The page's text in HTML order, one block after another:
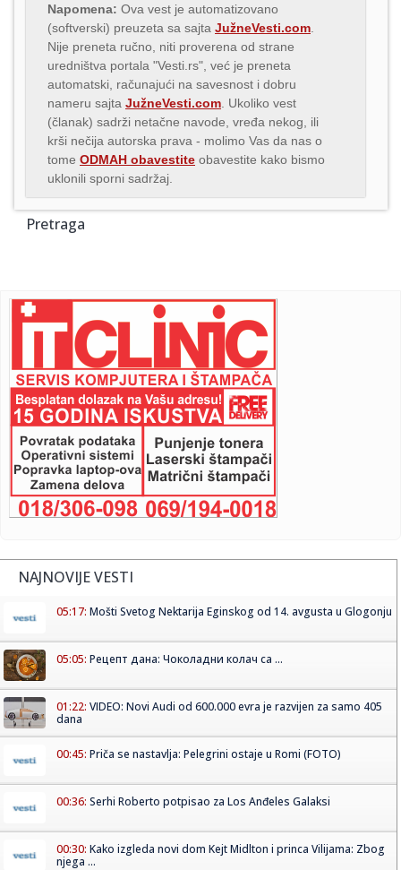
Napomena: Ova vest je automatizovano
(softverski) preuzeta sa sajta JužneVesti.com
Nije preneta ručno, niti proverena od strane
uredništva portala "Vesti.rs", već je preneta
automatski, računajući na savesnost i dobru
nameru sajta JužneVesti.com . Ukoliko vest
(članak) sadrži netačne navode, vređa nekog, ili
krši nečija autorska prava - molimo Vas da nas o
tome ODMAH obavestite obavestite kako bismo
uklonili sporni sadržaj.
Pretraga
NAJNOVIJE VESTI
05:17: Mošti Svetog Nektarija Eginskog od 14. avgusta u Glogonju
05:05: Рецепт дана: Чоколадни колач са ...
01:22: VIDEO: Novi Audi od 600.000 evra je razvijen za samo 405
dana
00:45: Priča se nastavlja: Pelegrini ostaje u Romi (FOTO)
00:36: Serhi Roberto potpisao za Los Anđeles Galaksi
00:30: Kako izgleda novi dom Kejt Midlton i princa Vilijama: Zbog
njega ...